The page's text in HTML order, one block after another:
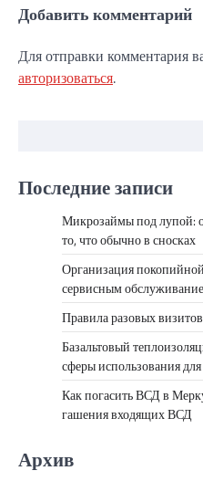
Добавить комментарий
Для отправки комментария
авторизоваться.
Последние записи
Микрозаймы под лупой:
то, что обычно в сносках
Организация
сервисным
Правила разовых
Базальтовый
сферы использования
Как погасить ВСД в
гашения входящих ВСД
Архив